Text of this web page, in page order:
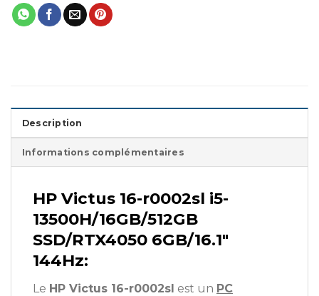
Description
Informations complémentaires
HP Victus 16-r0002sl i5-
13500H/16GB/512GB
SSD/RTX4050 6GB/16.1″
144Hz:
Le HP Victus 16-r0002sl est un PC